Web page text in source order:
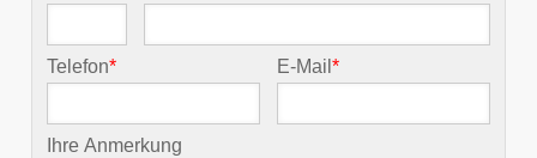
Telefon* E-Mail*
Ihre Anmerkung